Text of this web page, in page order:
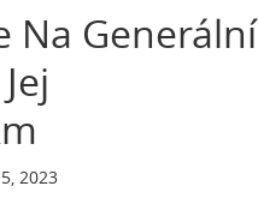
Na Generální
2023